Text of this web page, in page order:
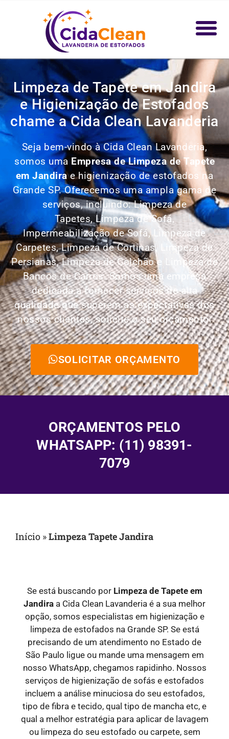
Limpeza de Tapete em Jandira
e Higienização de Estofados
chame a Cida Clean Lavanderia
Seja bem-vindo à Cida Clean Lavanderia,
somos uma Empresa de Limpeza de Tapete
em Jandirae higienização de estofados na
Grande SP. Oferecemos uma ampla gama de
serviços, incluindo: Limpeza de
Tapetes,Limpeza de Sofá,
Impermeabilização de Sofá, Limpeza de
Carpetes, Limpeza de Cortinas, Limpeza de
Persianas, Limpeza de Colchão e Limpeza de
Bancos de Carros.Somos uma empresa
dedicada a fornecer serviços de alta
qualidade que superem as expectativas dos
nossos clientes, solicite o seu orçamento:
SOLICITAR ORÇAMENTO
ORÇAMENTOS PELO
WHATSAPP: (11) 98391-
7079
Início »Limpeza Tapete Jandira
Se está buscando por Limpeza de Tapete em
Jandira a Cida Clean Lavanderia é a sua melhor
opção, somos especialistas em higienização e
limpeza de estofados na Grande SP. Se está
precisando de um atendimento no Estado de
São Paulo ligue ou mande uma mensagem em
nosso WhatsApp, chegamos rapidinho. Nossos
serviços de higienização de sofás e estofados
incluem a análise minuciosa do seu estofados,
tipo de fibra e tecido, qual tipo de mancha etc, e
qual a melhor estratégia para aplicar de lavagem
ou limpeza do seu estofado ou carpete, sem